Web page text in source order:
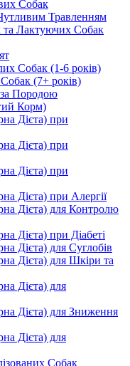
Собак
Травленням
Лактуючих Собак
Собак (1-6 років)
(7+ років)
Породою
Корм)
Дієта) при
Дієта) при
Дієта) при
Дієта) при Алергії
Дієта) для Контролю
Дієта) при Діабеті
Дієта) для Суглобів
Дієта) для Шкіри та
Дієта) для
Дієта) для Зниження
Дієта) для
Собак